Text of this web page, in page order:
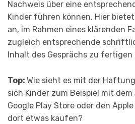
Nachweis über eine
Kinder führen können. Hier
an, im Rahmen eines klärenden
zugleich entsprechende
Inhalt des Gesprächs zu
Top: Wie sieht es mit der
sich Kinder zum Beispiel mit
Google Play Store oder den
dort etwas kaufen?